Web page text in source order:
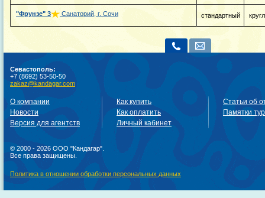
"Фрунзе" 3 Санаторий, г. Сочи стандартный
Севастополь:
+7 (8692) 53-50-50
zakaz@kandagar.com
О компании
Новости
Версия для агентств
Как купить
Как оплатить
Личный кабинет
Статьи об
Памятки
© 2000 - 2026 ООО "Кандагар".
Все права защищены.
Политика в отношении обработки персональных данных